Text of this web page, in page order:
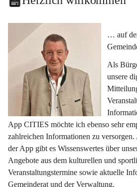
… auf
Als
unsere
App CITIES möchte ich ebenso sehr
zahlreichen Informationen zu
der App gibt es Wissenswertes über
Angebote aus dem kulturellen und
Veranstaltungstermine sowie aktuelle
Gemeinderat und der Verwaltung.